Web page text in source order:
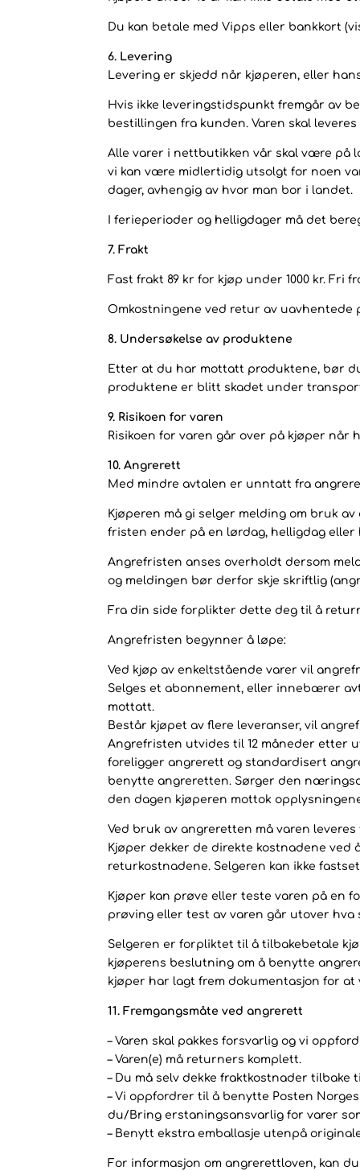
Du kan betale med Vipps eller bankkort
6. Levering
Levering er skjedd når kjøperen, eller
Hvis ikke leveringstidspunkt fremgår av
bestillingen fra kunden. Varen skal
Alle varer i nettbutikken vår skal være på
vi kan være midlertidig utsolgt for noen
dager, avhengig av hvor man bor i landet.
I ferieperioder og helligdager må det
7. Frakt
Fast frakt 89 kr for kjøp under 1000 kr. Fri
Omkostningene ved retur av uavhentede
8. Undersøkelse av produktene
Etter at du har mottatt produktene, bør
produktene er blitt skadet under
9. Risikoen for varen
Risikoen for varen går over på kjøper
10. Angrerett
Med mindre avtalen er unntatt fra
Kjøperen må gi selger melding om bruk
fristen ender på en lørdag, helligdag
Angrefristen anses overholdt dersom
og meldingen bør derfor skje skriftlig
Fra din side forplikter dette deg til å
Angrefristen begynner å løpe:
Ved kjøp av enkeltstående varer vil
Selges et abonnement, eller innebærer
mottatt.
Består kjøpet av flere leveranser, vil
Angrefristen utvides til 12 måneder etter
foreligger angrerett og standardisert
benytte angreretten. Sørger den
den dagen kjøperen mottok
Ved bruk av angreretten må varen
Kjøper dekker de direkte kostnadene
returkostnadene. Selgeren kan ikke
Kjøper kan prøve eller teste varen på en
prøving eller test av varen går utover
Selgeren er forpliktet til å tilbakebetale
kjøperens beslutning om å benytte
kjøper har lagt frem dokumentasjon for at
11. Fremgangsmåte ved angrerett
– Varen skal pakkes forsvarlig og vi
– Varen(e) må returners komplett.
– Du må selv dekke fraktkostnader tilbake
– Vi oppfordrer til å benytte Posten
du/Bring erstaningsansvarlig for varer
– Benytt ekstra emballasje utenpå
For informasjon om angrerettloven, kan